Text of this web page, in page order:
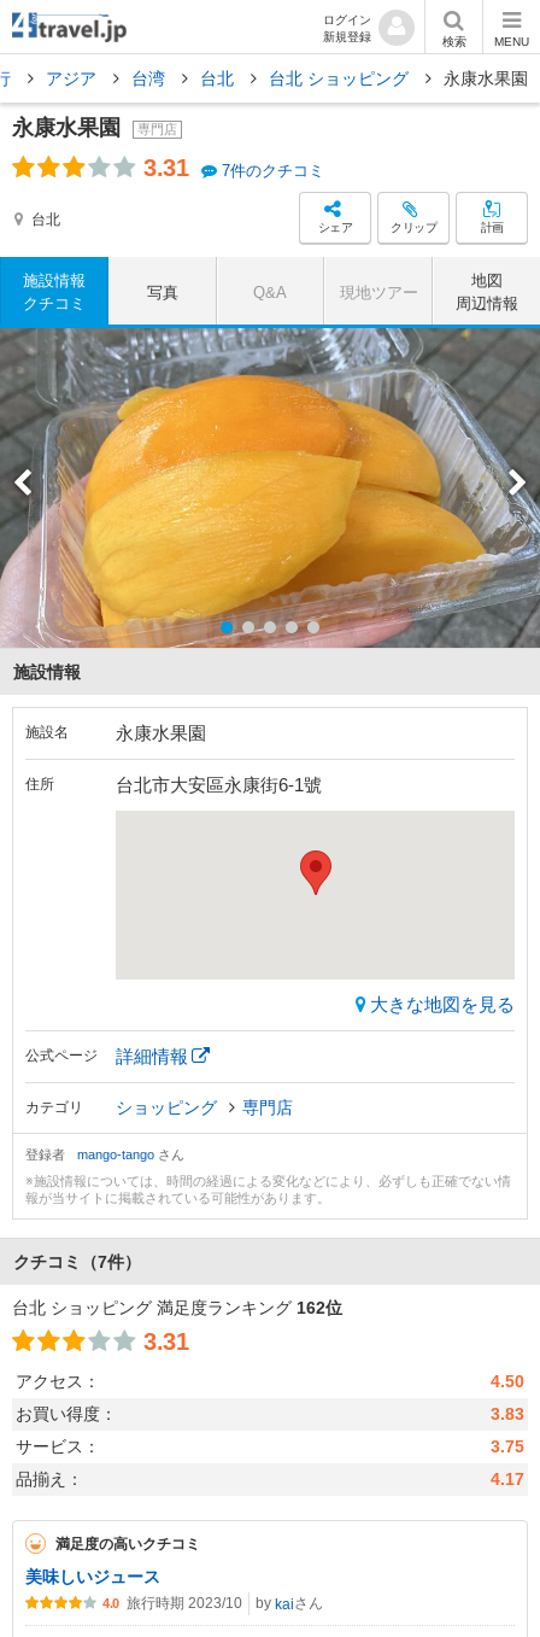
ログイン
新規登録
検索 MENU
アジア 台湾 台北 台北 ショッピング 永康水果園
永康水果園 専門店
3.31 7件のクチコミ
台北 シェア クリップ 計画
施設情報
クチコミ
写真 Q&A 現地ツアー
地図
周辺情報
施設情報
施設名 永康水果園
住所 台北市大安區永康街6-1號
大きな地図を見る
公式ページ 詳細情報
カテゴリ ショッピング 専門店
登録者 mango-tango さん
※施設情報については、時間の経過による変化などにより、必ずしも正確でない情
報が当サイトに掲載されている可能性があります。
クチコミ （7件）
台北 ショッピング 満足度ランキング 162位
3.31
アクセス：
4.50
お買い得度：
3.83
サービス：
3.75
品揃え：
4.17
満足度の高いクチコミ
美味しいジュース
4.0 旅行時期 2023/10 by kaiさん